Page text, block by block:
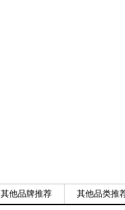
其他品牌推荐 其他品类推